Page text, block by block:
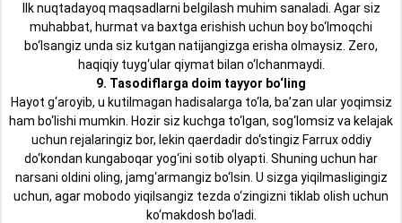
Ilk nuqtadayoq maqsadlarni belgilash muhim sanaladi. Agar siz
muhabbat, hurmat va baxtga erishish uchun boy bo‘lmoqchi
bo‘lsangiz unda siz kutgan natijangizga erisha olmaysiz. Zero,
haqiqiy tuyg‘ular qiymat bilan o‘lchanmaydi.
9. Tasodiflarga doim tayyor bo‘ling
Hayot g‘aroyib, u kutilmagan hadisalarga to‘la, ba’zan ular yoqimsiz
ham bo‘lishi mumkin. Hozir siz kuchga to‘lgan, sog‘lomsiz va kelajak
uchun rejalaringiz bor, lekin qaerdadir do‘stingiz Farrux oddiy
do‘kondan kungaboqar yog‘ini sotib olyapti. Shuning uchun har
narsani oldini oling, jamg‘armangiz bo‘lsin. U sizga yiqilmasligingiz
uchun, agar mobodo yiqilsangiz tezda o‘zingizni tiklab olish uchun
ko‘makdosh bo‘ladi.